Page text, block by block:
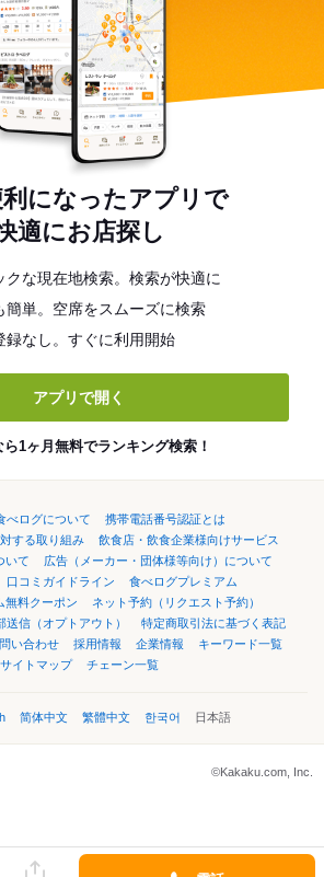
になったアプリで
適にお店探し
クな現在地検索。検索が快適に
簡単。空席をスムーズに検索
録なし。すぐに利用開始
アプリで開く
ら1ヶ月無料でランキング検索！
べログについて
携帯電話番号認証とは
する取り組み
飲食店・飲食企業様向けサービス
いて
広告（メーカー・団体様等向け）について
口コミガイドライン
食べログプレミアム
無料クーポン
ネット予約（リクエスト予約）
送信（オプトアウト）
特定商取引法に基づく表記
い合わせ 採用情報 企業情報
キーワード一覧
サイトマップ
チェーン一覧
简体中文 繁體中文 한국어 日本語
©Kakaku.com, Inc.